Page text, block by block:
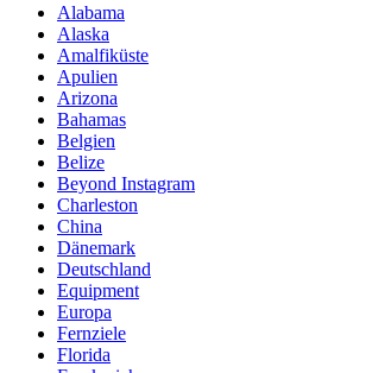
Alabama
Alaska
Amalfiküste
Apulien
Arizona
Bahamas
Belgien
Belize
Beyond Instagram
Charleston
China
Dänemark
Deutschland
Equipment
Europa
Fernziele
Florida